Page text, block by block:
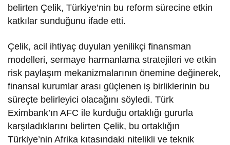
belirten Çelik, Türkiye’nin bu reform sürecine etkin
katkılar sunduğunu ifade etti.
Çelik, acil ihtiyaç duyulan yenilikçi finansman
modelleri, sermaye harmanlama stratejileri ve etkin
risk paylaşım mekanizmalarının önemine değinerek,
finansal kurumlar arası güçlenen iş birliklerinin bu
süreçte belirleyici olacağını söyledi. Türk
Eximbank’ın AFC ile kurduğu ortaklığı gururla
karşıladıklarını belirten Çelik, bu ortaklığın
Türkiye’nin Afrika kıtasındaki nitelikli ve teknik